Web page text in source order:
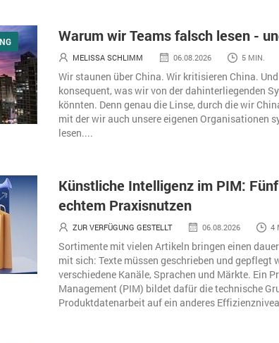
Warum wir Teams falsch lesen -
MELISSA SCHLIMM 06.08.2026 5 MIN.
Wir staunen über China. Wir kritisieren China.
konsequent, was wir von der dahinterliegenden
könnten. Denn genau die Linse, durch die wir
mit der wir auch unsere eigenen Organisationen
lesen....
Künstliche Intelligenz im PIM:
echtem Praxisnutzen
ZUR VERFÜGUNG GESTELLT 06.08.2026 4
Sortimente mit vielen Artikeln bringen einen
mit sich: Texte müssen geschrieben und gepflegt
verschiedene Kanäle, Sprachen und Märkte. Ein
Management (PIM) bildet dafür die technische
Produktdatenarbeit auf ein anderes